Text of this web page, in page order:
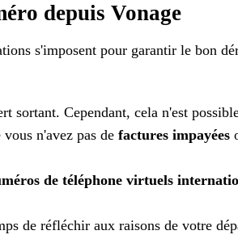
depuis Vonage
s'imposent pour garantir le bon
sortant. Cependant, cela n'est
n'avez pas de factures impayées
de téléphone virtuels
de réfléchir aux raisons de votre